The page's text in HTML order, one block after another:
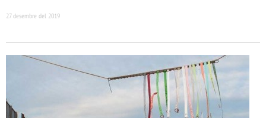
27 desembre del 2019